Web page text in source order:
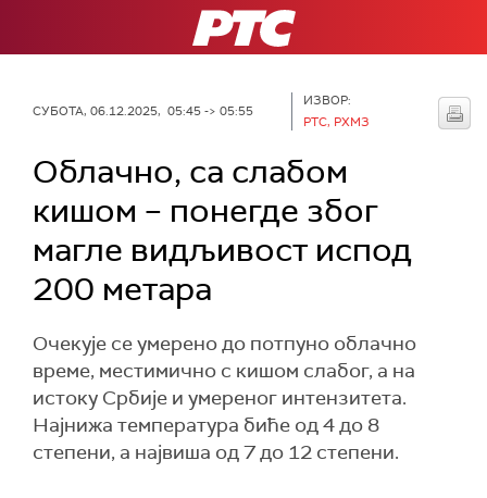
РТС
СУБОТА, 06.12.2025, 05:45 -> 05:55
ИЗВОР:
РТС, РХМЗ
Облачно, са слабом
кишом – понегде због
магле видљивост испод
200 метара
Очекује се умерено до потпуно облачно
време, местимично с кишом слабог, а на
истоку Србије и умереног интензитета.
Најнижа температура биће од 4 до 8
степени, а највиша од 7 до 12 степени.